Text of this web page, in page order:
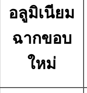
อลูมิเนียม
ฉากขอบ
ใหม่